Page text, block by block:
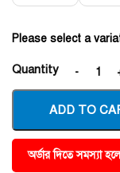
Please select a
Quantity
ADD TO
অর্ডার দিতে সমস্যা